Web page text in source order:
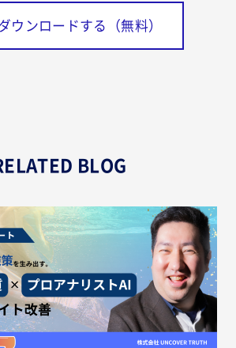
ウンロードする（無料）
BLOG